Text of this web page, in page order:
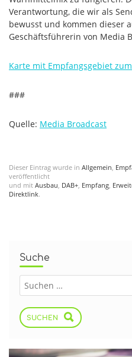
Verantwortung, die wir als
bewusst und kommen dieser
Geschäftsführerin von Media
Karte mit Empfangsgebiet
###
Quelle: Media Broadcast
Dieser Eintrag wurde in Allgemein,
veröffentlicht
und mit Ausbau, DAB+, Empfang,
Direktlink.
Suche
SUCHEN